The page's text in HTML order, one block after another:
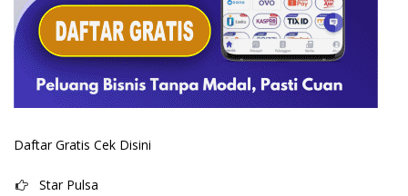
Daftar Gratis Cek Disini
Star Pulsa